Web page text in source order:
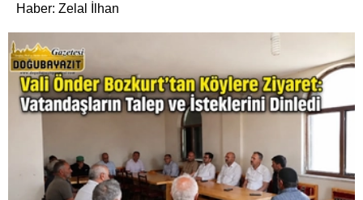
Haber: Zelal İlhan